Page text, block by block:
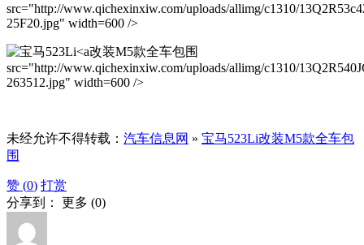
src="http://www.qichexinxiw.com/uploads/allimg/c1310/
25F20.jpg" width=600 />
改装M5款全车包围
src="http://www.qichexinxiw.com/uploads/allimg/c1310/
263512.jpg" width=600 />
未经允许不得转载： 汽车信息网 » 宝马523Li改装M5款全车包
围
赞 (0) 打赏
分享到： 更多 (0)